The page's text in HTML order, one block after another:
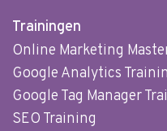
Trainingen
Online Marketing
Google Analytics
Google Tag Manager
SEO Training